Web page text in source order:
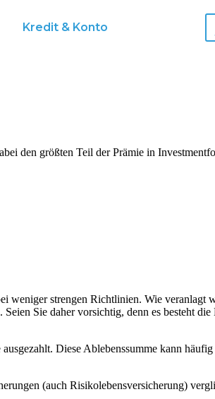
Kredit & Konto
den größten Teil der Prämie in
weniger strengen Richtlinien. Wie veranlagt
Sie daher vorsichtig, denn es besteht
Diese Ablebenssumme kann
(auch Risikolebensversicherung)